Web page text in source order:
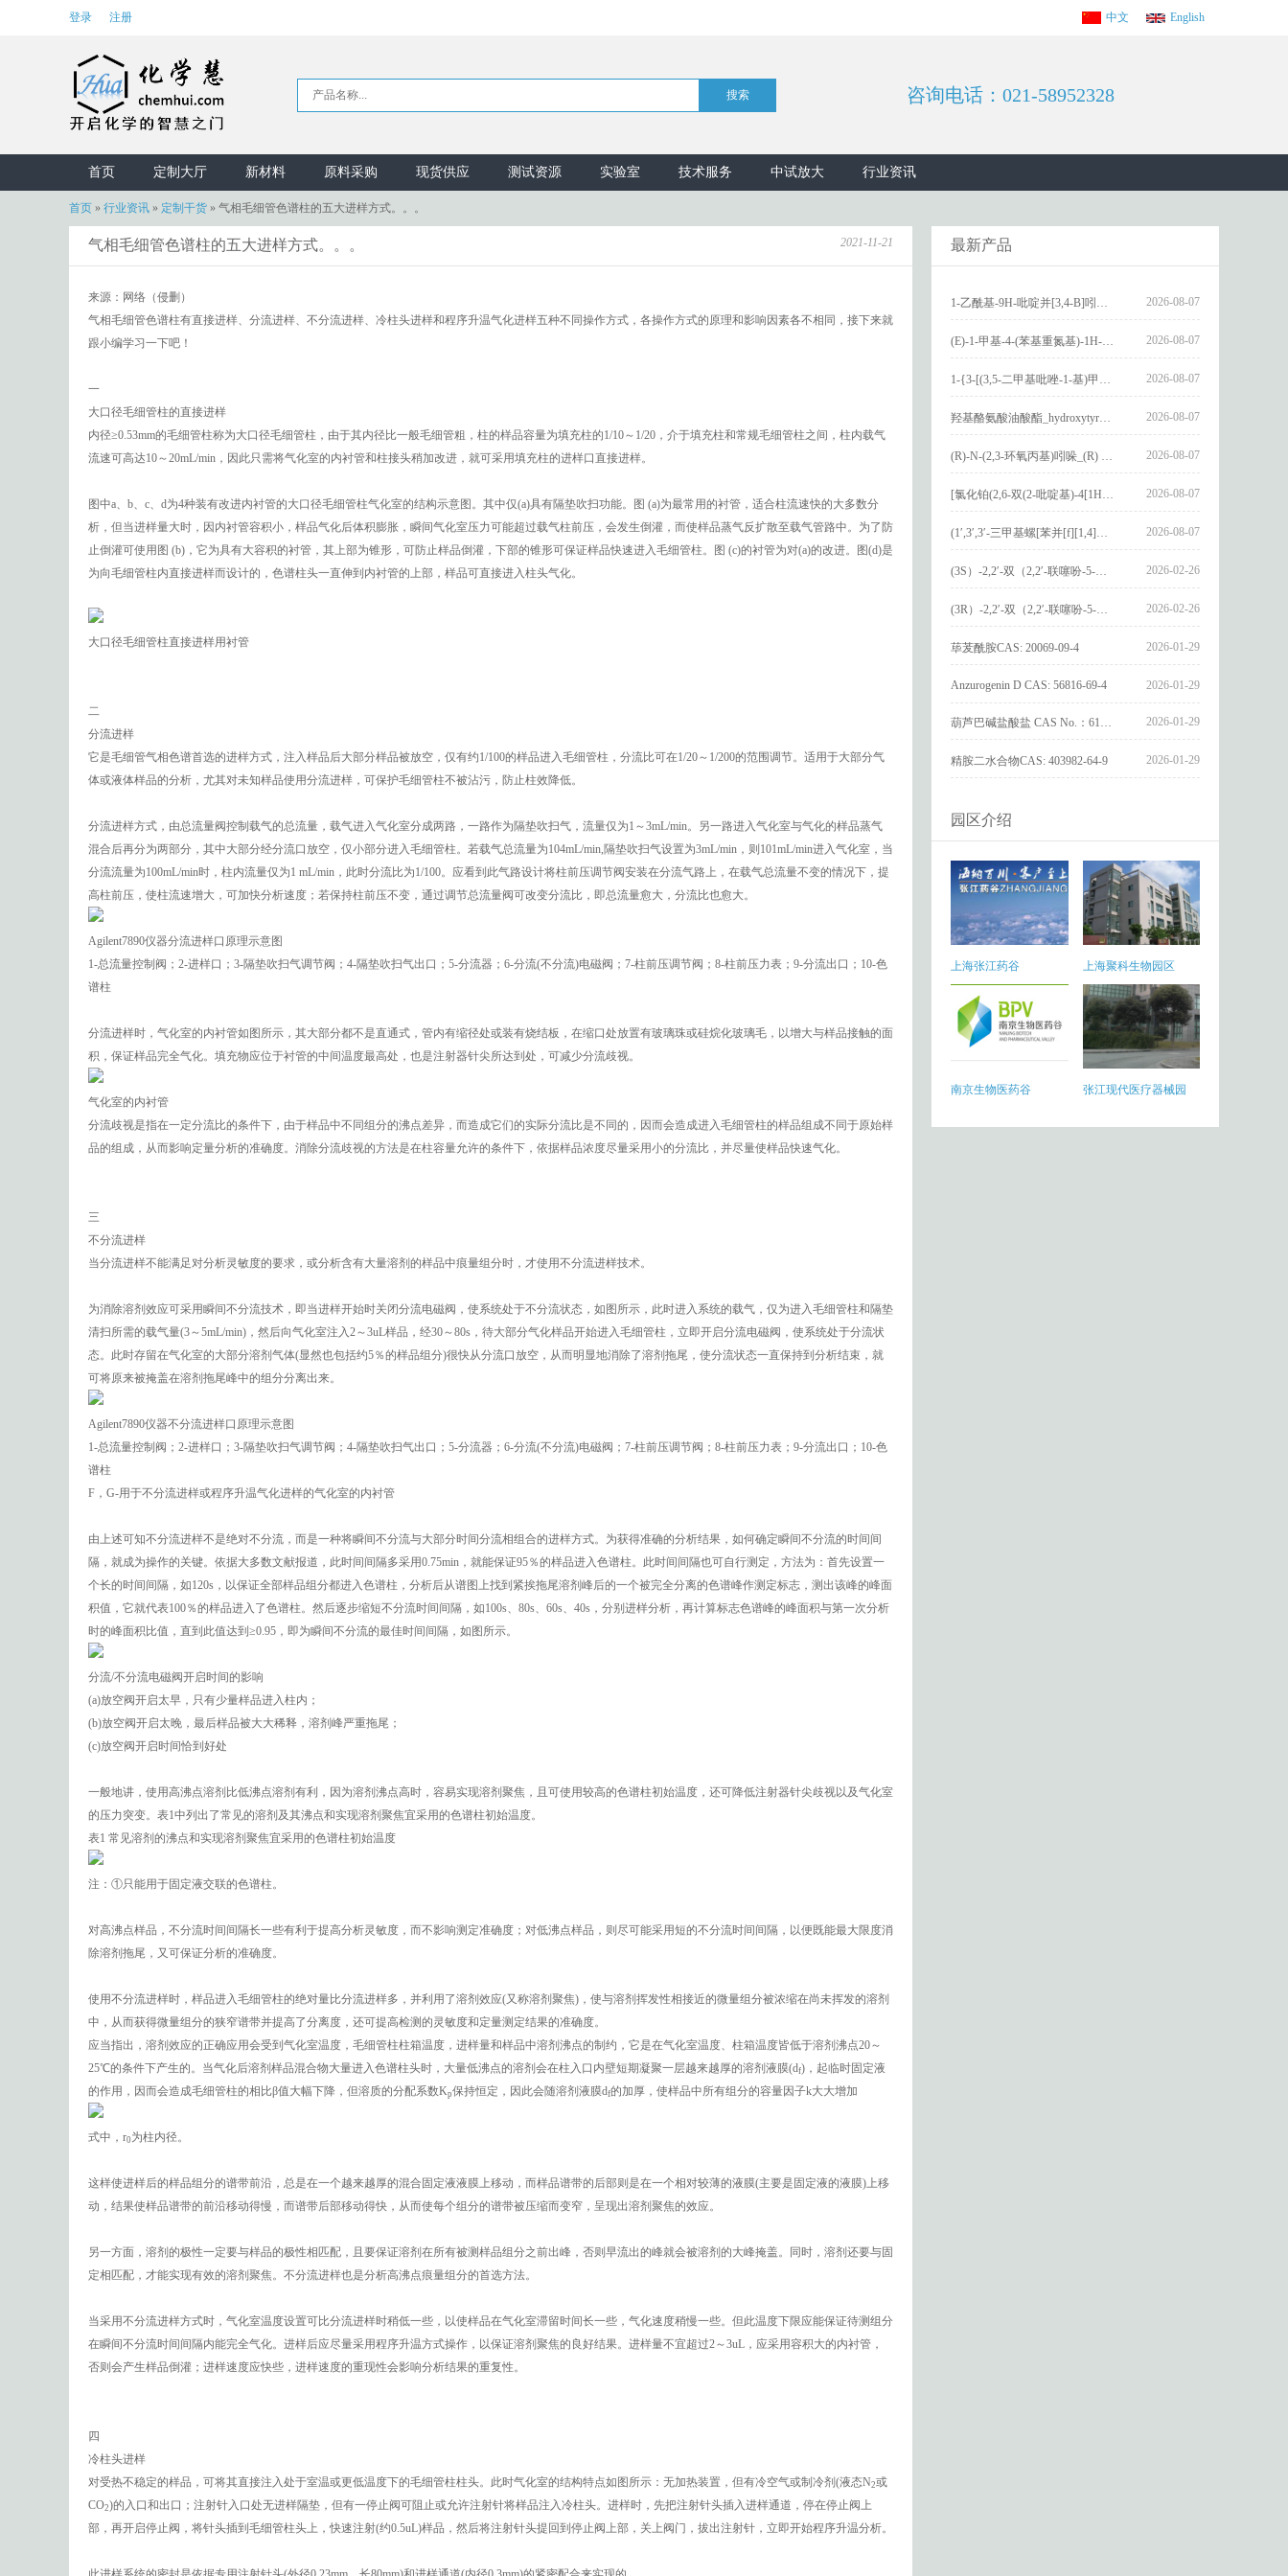
登录 注册 中文 English
咨询电话：021-58952328
首页 定制大厅 新材料 原料采购 现货供应 测试资源 实验室 技术服务 中试放大 行业资讯
首页 » 行业资讯 » 定制干货 » 气相毛细管色谱柱的五大进样方式。。。
气相毛细管色谱柱的五大进样方式。。。 2021-11-21
来源：网络（侵删）
气相毛细管色谱柱有直接进样、分流进样、不分流进样、冷柱头进样和程序升温气化进样五种不同操作方式，各操作方式的原理和影响因素各不相同，接下来就
跟小编学习一下吧！
一
大口径毛细管柱的直接进样
内径≥0.53mm的毛细管柱称为大口径毛细管柱，由于其内径比一般毛细管粗，柱的样品容量为填充柱的1/10～1/20，介于填充柱和常规毛细管柱之间，柱内载气
流速可高达10～20mL/min，因此只需将气化室的内衬管和柱接头稍加改进，就可采用填充柱的进样口直接进样。
图中a、b、c、d为4种装有改进内衬管的大口径毛细管柱气化室的结构示意图。其中仅(a)具有隔垫吹扫功能。图 (a)为最常用的衬管，适合柱流速快的大多数分
析，但当进样量大时，因内衬管容积小，样品气化后体积膨胀，瞬间气化室压力可能超过载气柱前压，会发生倒灌，而使样品蒸气反扩散至载气管路中。为了防
止倒灌可使用图 (b)，它为具有大容积的衬管，其上部为锥形，可防止样品倒灌，下部的锥形可保证样品快速进入毛细管柱。图 (c)的衬管为对(a)的改进。图(d)是
为向毛细管柱内直接进样而设计的，色谱柱头一直伸到内衬管的上部，样品可直接进入柱头气化。
大口径毛细管柱直接进样用衬管
二
分流进样
它是毛细管气相色谱首选的进样方式，注入样品后大部分样品被放空，仅有约1/100的样品进入毛细管柱，分流比可在1/20～1/200的范围调节。适用于大部分气
体或液体样品的分析，尤其对未知样品使用分流进样，可保护毛细管柱不被沾污，防止柱效降低。
分流进样方式，由总流量阀控制载气的总流量，载气进入气化室分成两路，一路作为隔垫吹扫气，流量仅为1～3mL/min。另一路进入气化室与气化的样品蒸气
混合后再分为两部分，其中大部分经分流口放空，仅小部分进入毛细管柱。若载气总流量为104mL/min,隔垫吹扫气设置为3mL/min，则101mL/min进入气化室，当
分流流量为100mL/min时，柱内流量仅为1 mL/min，此时分流比为1/100。应看到此气路设计将柱前压调节阀安装在分流气路上，在载气总流量不变的情况下，提
高柱前压，使柱流速增大，可加快分析速度；若保持柱前压不变，通过调节总流量阀可改变分流比，即总流量愈大，分流比也愈大。
Agilent7890仪器分流进样口原理示意图
1-总流量控制阀；2-进样口；3-隔垫吹扫气调节阀；4-隔垫吹扫气出口；5-分流器；6-分流(不分流)电磁阀；7-柱前压调节阀；8-柱前压力表；9-分流出口；10-色
谱柱
分流进样时，气化室的内衬管如图所示，其大部分都不是直通式，管内有缩径处或装有烧结板，在缩口处放置有玻璃珠或硅烷化玻璃毛，以增大与样品接触的面
积，保证样品完全气化。填充物应位于衬管的中间温度最高处，也是注射器针尖所达到处，可减少分流歧视。
气化室的内衬管
分流歧视是指在一定分流比的条件下，由于样品中不同组分的沸点差异，而造成它们的实际分流比是不同的，因而会造成进入毛细管柱的样品组成不同于原始样
品的组成，从而影响定量分析的准确度。消除分流歧视的方法是在柱容量允许的条件下，依据样品浓度尽量采用小的分流比，并尽量使样品快速气化。
三
不分流进样
当分流进样不能满足对分析灵敏度的要求，或分析含有大量溶剂的样品中痕量组分时，才使用不分流进样技术。
为消除溶剂效应可采用瞬间不分流技术，即当进样开始时关闭分流电磁阀，使系统处于不分流状态，如图所示，此时进入系统的载气，仅为进入毛细管柱和隔垫
清扫所需的载气量(3～5mL/min)，然后向气化室注入2～3uL样品，经30～80s，待大部分气化样品开始进入毛细管柱，立即开启分流电磁阀，使系统处于分流状
态。此时存留在气化室的大部分溶剂气体(显然也包括约5％的样品组分)很快从分流口放空，从而明显地消除了溶剂拖尾，使分流状态一直保持到分析结束，就
可将原来被掩盖在溶剂拖尾峰中的组分分离出来。
Agilent7890仪器不分流进样口原理示意图
1-总流量控制阀；2-进样口；3-隔垫吹扫气调节阀；4-隔垫吹扫气出口；5-分流器；6-分流(不分流)电磁阀；7-柱前压调节阀；8-柱前压力表；9-分流出口；10-色
谱柱
F，G-用于不分流进样或程序升温气化进样的气化室的内衬管
由上述可知不分流进样不是绝对不分流，而是一种将瞬间不分流与大部分时间分流相组合的进样方式。为获得准确的分析结果，如何确定瞬间不分流的时间间
隔，就成为操作的关键。依据大多数文献报道，此时间间隔多采用0.75min，就能保证95％的样品进入色谱柱。此时间间隔也可自行测定，方法为：首先设置一
个长的时间间隔，如120s，以保证全部样品组分都进入色谱柱，分析后从谱图上找到紧挨拖尾溶剂峰后的一个被完全分离的色谱峰作测定标志，测出该峰的峰面
积值，它就代表100％的样品进入了色谱柱。然后逐步缩短不分流时间间隔，如100s、80s、60s、40s，分别进样分析，再计算标志色谱峰的峰面积与第一次分析
时的峰面积比值，直到此值达到≥0.95，即为瞬间不分流的最佳时间间隔，如图所示。
分流/不分流电磁阀开启时间的影响
(a)放空阀开启太早，只有少量样品进入柱内；
(b)放空阀开启太晚，最后样品被大大稀释，溶剂峰严重拖尾；
(c)放空阀开启时间恰到好处
一般地讲，使用高沸点溶剂比低沸点溶剂有利，因为溶剂沸点高时，容易实现溶剂聚焦，且可使用较高的色谱柱初始温度，还可降低注射器针尖歧视以及气化室
的压力突变。表1中列出了常见的溶剂及其沸点和实现溶剂聚焦宜采用的色谱柱初始温度。
表1 常见溶剂的沸点和实现溶剂聚焦宜采用的色谱柱初始温度
注：①只能用于固定液交联的色谱柱。
对高沸点样品，不分流时间间隔长一些有利于提高分析灵敏度，而不影响测定准确度；对低沸点样品，则尽可能采用短的不分流时间间隔，以便既能最大限度消
除溶剂拖尾，又可保证分析的准确度。
使用不分流进样时，样品进入毛细管柱的绝对量比分流进样多，并利用了溶剂效应(又称溶剂聚焦)，使与溶剂挥发性相接近的微量组分被浓缩在尚未挥发的溶剂
中，从而获得微量组分的狭窄谱带并提高了分离度，还可提高检测的灵敏度和定量测定结果的准确度。
应当指出，溶剂效应的正确应用会受到气化室温度，毛细管柱柱箱温度，进样量和样品中溶剂沸点的制约，它是在气化室温度、柱箱温度皆低于溶剂沸点20～
25℃的条件下产生的。当气化后溶剂样品混合物大量进入色谱柱头时，大量低沸点的溶剂会在柱入口内壁短期凝聚一层越来越厚的溶剂液膜(df)，起临时固定液
的作用，因而会造成毛细管柱的相比β值大幅下降，但溶质的分配系数Kp保持恒定，因此会随溶剂液膜df的加厚，使样品中所有组分的容量因子k大大增加
式中，r0 为柱内径。
这样使进样后的样品组分的谱带前沿，总是在一个越来越厚的混合固定液液膜上移动，而样品谱带的后部则是在一个相对较薄的液膜(主要是固定液的液膜)上移
动，结果使样品谱带的前沿移动得慢，而谱带后部移动得快，从而使每个组分的谱带被压缩而变窄，呈现出溶剂聚焦的效应。
另一方面，溶剂的极性一定要与样品的极性相匹配，且要保证溶剂在所有被测样品组分之前出峰，否则早流出的峰就会被溶剂的大峰掩盖。同时，溶剂还要与固
定相匹配，才能实现有效的溶剂聚焦。不分流进样也是分析高沸点痕量组分的首选方法。
当采用不分流进样方式时，气化室温度设置可比分流进样时稍低一些，以使样品在气化室滞留时间长一些，气化速度稍慢一些。但此温度下限应能保证待测组分
在瞬间不分流时间间隔内能完全气化。进样后应尽量采用程序升温方式操作，以保证溶剂聚焦的良好结果。进样量不宜超过2～3uL，应采用容积大的内衬管，
否则会产生样品倒灌；进样速度应快些，进样速度的重现性会影响分析结果的重复性。
四
冷柱头进样
对受热不稳定的样品，可将其直接注入处于室温或更低温度下的毛细管柱柱头。此时气化室的结构特点如图所示：无加热装置，但有冷空气或制冷剂(液态N2或
CO2)的入口和出口；注射针入口处无进样隔垫，但有一停止阀可阻止或允许注射针将样品注入冷柱头。进样时，先把注射针头插入进样通道，停在停止阀上
部，再开启停止阀，将针头插到毛细管柱头上，快速注射(约0.5uL)样品，然后将注射针头提回到停止阀上部，关上阀门，拔出注射针，立即开始程序升温分析。
最新产品
2026-08-07
2026-08-07
2026-08-07
2026-08-07
2026-08-07
2026-08-07
2026-08-07
2026-02-26
2026-02-26
荜茇酰胺CAS: 20069-09-4 2026-01-29
Anzurogenin D CAS: 56816-69-4 2026-01-29
2026-01-29
精胺二水合物CAS: 403982-64-9 2026-01-29
园区介绍
上海张江药谷 上海聚科生物园区
南京生物医药谷 张江现代医疗器械园